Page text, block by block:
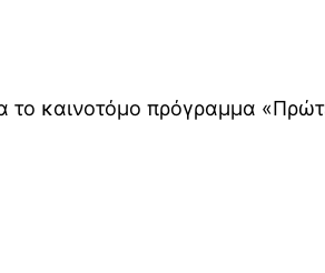
καινοτόμο πρόγραμμα